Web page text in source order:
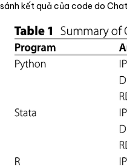
sánh kết quả của code do